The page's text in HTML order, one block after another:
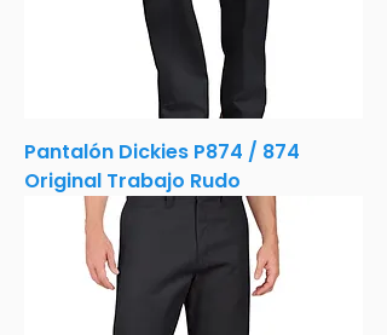
Pantalón Dickies P874 / 874
Original Trabajo Rudo